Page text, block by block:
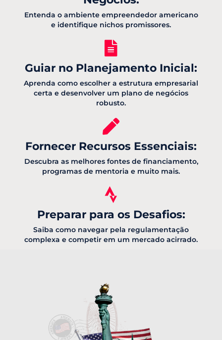
Entenda o ambiente empreendedor americano
e identifique nichos promissores.
Guiar no Planejamento Inicial:
Aprenda como escolher a estrutura empresarial
certa e desenvolver um plano de negócios
robusto.
Fornecer Recursos Essenciais:
Descubra as melhores fontes de financiamento,
programas de mentoria e muito mais.
Preparar para os Desafios:
Saiba como navegar pela regulamentação
complexa e competir em um mercado acirrado.